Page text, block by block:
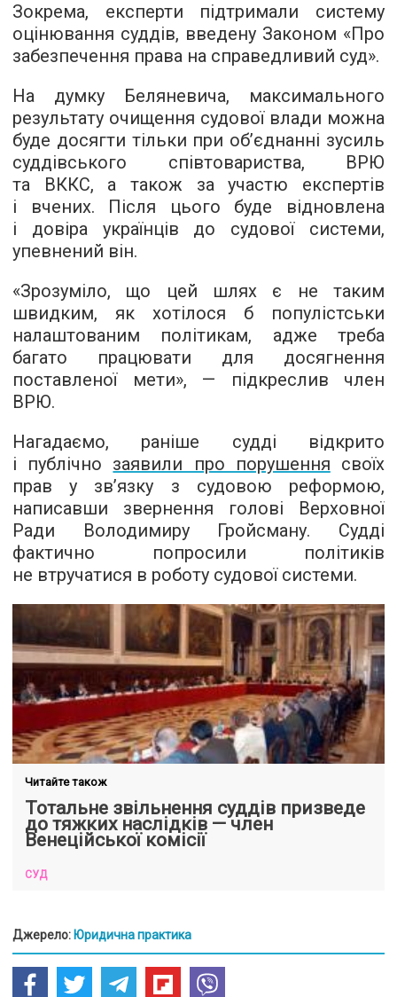
Зокрема, експерти підтримали систему
оцінювання суддів, введену Законом «Про
забезпечення права на справедливий суд».
На думку Беляневича, максимального
результату очищення судової влади можна
буде досягти тільки при об’єднанні зусиль
суддівського співтовариства, ВРЮ
та ВККС, а також за участю експертів
і вчених. Після цього буде відновлена
і довіра українців до судової системи,
упевнений він.
«Зрозуміло, що цей шлях є не таким
швидким, як хотілося б популістськи
налаштованим політикам, адже треба
багато працювати для досягнення
поставленої мети», — підкреслив член
ВРЮ.
Нагадаємо, раніше судді відкрито
і публічно заявили про порушення своїх
прав у зв’язку з судовою реформою,
написавши звернення голові Верховної
Ради Володимиру Гройсману. Судді
фактично попросили політиків
не втручатися в роботу судової системи.
Читайте також
Тотальне звільнення суддів призведе
до тяжких наслідків — член
Венеційської комісії
СУД
Джерело: Юридична практика